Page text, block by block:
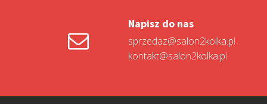
Napisz do nas
sprzedaz@salon2kolka.pl
kontakt@salon2kolka.pl